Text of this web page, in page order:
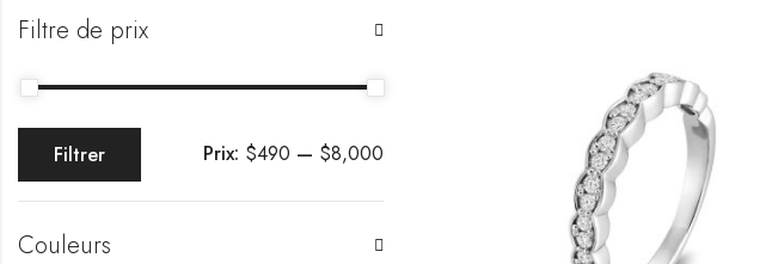
Filtre de prix
Filtrer Prix: $490 — $8,000
Couleurs